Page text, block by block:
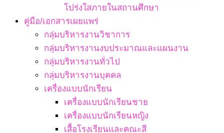
โปร่งใสภายในสถานศึกษา
คู่มือ/เอกสารเผยแพร่
กลุ่มบริหารงานวิชาการ
กลุ่มบริหารงานงบประมาณและแผนงาน
กลุ่มบริหารงานทั่วไป
กลุ่มบริหารงานบุคคล
เครื่องแบบนักเรียน
เครื่องแบบนักเรียนชาย
เครื่องแบบนักเรียนหญิง
เสื้อโรงเรียนและคณะสี